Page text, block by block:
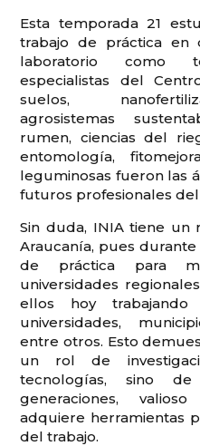
Esta temporada 21
trabajo de práctica en
laboratorio como
especialistas del
suelos,
agrosistemas
rumen, ciencias del
entomología,
leguminosas fueron las
futuros profesionales
Sin duda, INIA tiene
Araucanía, pues durante
de práctica para
universidades
ellos hoy trabajando
universidades,
entre otros. Esto
un rol de
tecnologías, sino
generaciones,
adquiere herramientas
del trabajo.